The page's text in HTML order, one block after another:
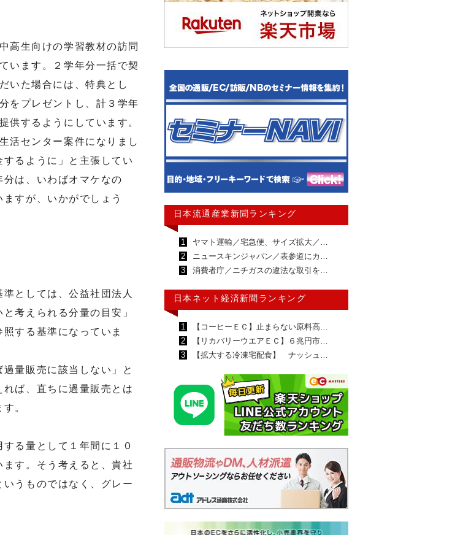
高生向けの学習教材の訪問
います。２学年分一括で契
いた場合には、特典とし
をプレゼントし、計３学年
供するようにしています。
活センター案件になりまし
るように」と主張してい
は、いわばオマケなの
すが、いかがでしょう
としては、公益社団法人
考えられる分量の目安」
する基準になっていま
量販売に該当しない」と
ば、直ちに過量販売とは
。
る量として１年間に１０
す。そう考えると、貴社
うものではなく、グレー
日本流通産業新聞ランキング
1
ヤマト運輸／宅急便、サイズ拡大／…
2
ニュースキンジャパン／表参道にカ…
3
消費者庁／ニチガスの違法な取引を…
日本ネット経済新聞ランキング
1
【コーヒーＥＣ】止まらない原料高…
2
【リカバリーウエアＥＣ】６兆円市…
3
【拡大する冷凍宅配食】 ナッシュ…